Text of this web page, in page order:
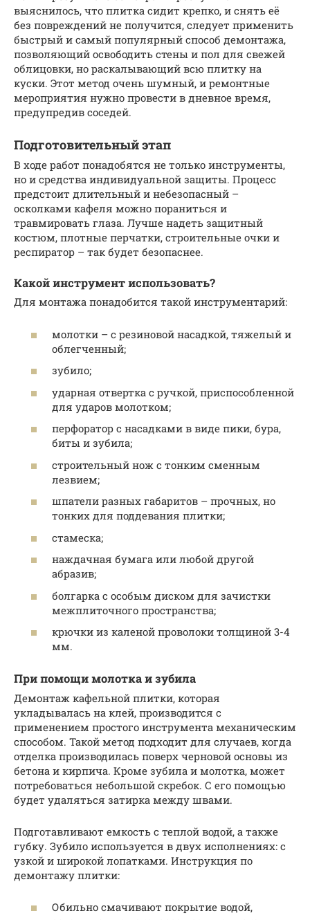
выяснилось, что плитка сидит крепко, и снять её
без повреждений не получится, следует применить
быстрый и самый популярный способ демонтажа,
позволяющий освободить стены и пол для свежей
облицовки, но раскалывающий всю плитку на
куски. Этот метод очень шумный, и ремонтные
мероприятия нужно провести в дневное время,
предупредив соседей.
Подготовительный этап
В ходе работ понадобятся не только инструменты,
но и средства индивидуальной защиты. Процесс
предстоит длительный и небезопасный –
осколками кафеля можно пораниться и
травмировать глаза. Лучше надеть защитный
костюм, плотные перчатки, строительные очки и
респиратор – так будет безопаснее.
Какой инструмент использовать?
Для монтажа понадобится такой инструментарий:
молотки – с резиновой насадкой, тяжелый и
облегченный;
зубило;
ударная отвертка с ручкой, приспособленной
для ударов молотком;
перфоратор с насадками в виде пики, бура,
биты и зубила;
строительный нож с тонким сменным
лезвием;
шпатели разных габаритов – прочных, но
тонких для поддевания плитки;
стамеска;
наждачная бумага или любой другой
абразив;
болгарка с особым диском для зачистки
межплиточного пространства;
крючки из каленой проволоки толщиной 3-4
мм.
При помощи молотка и зубила
Демонтаж кафельной плитки, которая
укладывалась на клей, производится с
применением простого инструмента механическим
способом. Такой метод подходит для случаев, когда
отделка производилась поверх черновой основы из
бетона и кирпича. Кроме зубила и молотка, может
потребоваться небольшой скребок. С его помощью
будет удаляться затирка между швами.
Подготавливают емкость с теплой водой, а также
губку. Зубило используется в двух исполнениях: с
узкой и широкой лопатками. Инструкция по
демонтажу плитки:
Обильно смачивают покрытие водой,